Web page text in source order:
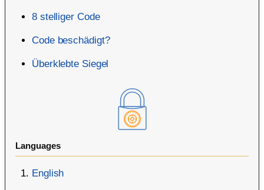
8 stelliger Code
Code beschädigt?
Überklebte Siegel
Languages
English